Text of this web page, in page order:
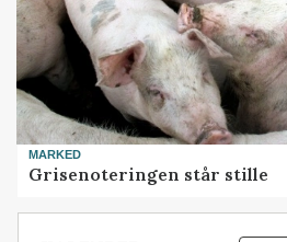
MARKED
Grisenoteringen står stille